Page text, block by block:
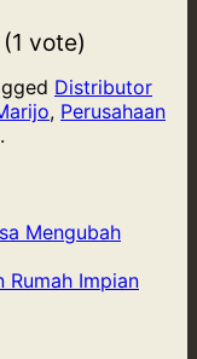
vote)
Distributor
, Perusahaan
.
Mengubah
Rumah Impian